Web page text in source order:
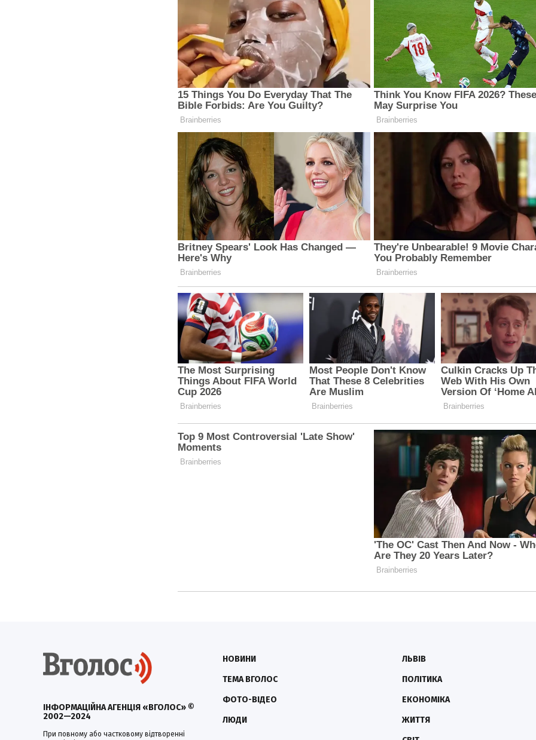
ІНФОРМАЦІЙНА АГЕНЦІЯ «ВГОЛОС» ©
2002—2024
При повному або частковому відтворенні
НОВИНИ
ТЕМА ВГОЛОС
ФОТО-ВІДЕО
ЛЮДИ
ЛЬВІВ
ПОЛІТИКА
ЕКОНОМІКА
ЖИТТЯ